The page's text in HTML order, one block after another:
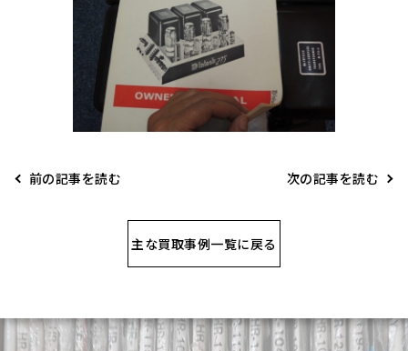
前の記事を読む 次の記事を読む
主な買取事例一覧に戻る